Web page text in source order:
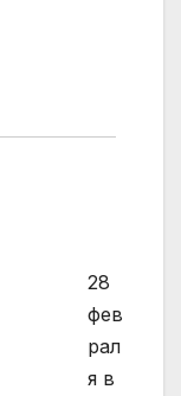
28
фев
рал
я в